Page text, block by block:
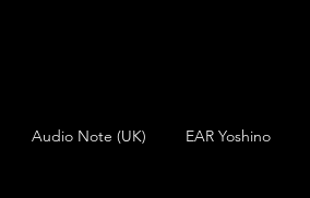
Audio Note (UK) EAR Yoshino